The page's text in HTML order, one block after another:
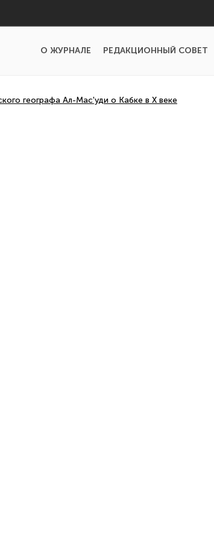
О ЖУРНАЛЕ РЕДАКЦИОННЫЙ СОВЕТ
географа Ал-Мас'уди о Кабке в X веке